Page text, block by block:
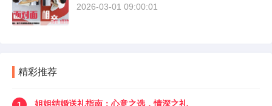
2026-03-01 09:00:01
精彩推荐
姐姐结婚送礼指南：心意之选，情深之礼